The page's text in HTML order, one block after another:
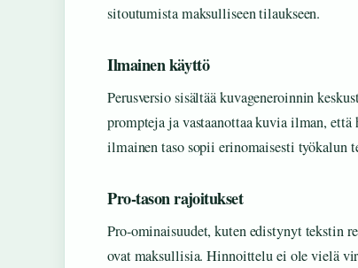
sitoutumista maksulliseen tilaukseen.
Ilmainen käyttö
Perusversio sisältää kuvageneroinnin
prompteja ja vastaanottaa kuvia ilman, että
ilmainen taso sopii erinomaisesti työkalun
Pro-tason rajoitukset
Pro-ominaisuudet, kuten edistynyt tekstin
ovat maksullisia. Hinnoittelu ei ole vielä